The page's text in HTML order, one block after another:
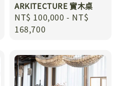
ARKITECTURE 實木桌
Regular
price
NT$ 100,000 - NT$
168,700